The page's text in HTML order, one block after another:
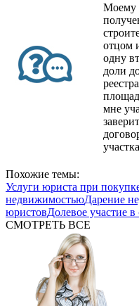
Моему
отцом
одну
доли
мне
Похожие темы:
Услуги юриста при
недвижимостьюДарение
юристовДолевое участие в
СМОТРЕТЬ ВСЕ